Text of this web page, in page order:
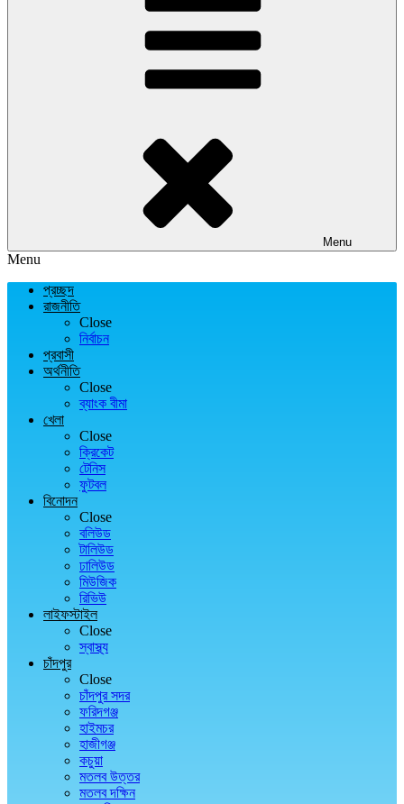
Menu
Menu
প্রচ্ছদ
রাজনীতি
Close
নির্বাচন
প্রবাসী
অর্থনীতি
Close
ব্যাংক বীমা
খেলা
Close
ক্রিকেট
টেনিস
ফুটবল
বিনোদন
Close
বলিউড
টালিউড
ঢালিউড
মিউজিক
রিভিউ
লাইফস্টাইল
Close
স্বাস্থ্য
চাঁদপুর
Close
চাঁদপুর সদর
ফরিদগঞ্জ
হাইমচর
হাজীগঞ্জ
কচুয়া
মতলব উত্তর
মতলব দক্ষিন